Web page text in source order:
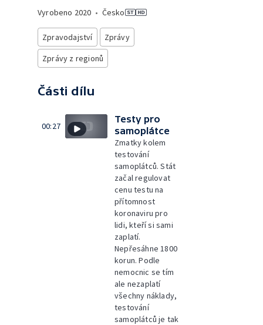
Vyrobeno 2020 • Česko
Zpravodajství
Zprávy
Zprávy z regionů
Části dílu
00:27
Testy pro
samoplátce
Zmatky kolem
testování
samoplátců. Stát
začal regulovat
cenu testu na
přítomnost
koronaviru pro
lidi, kteří si sami
zaplatí.
Nepřesáhne 1800
korun. Podle
nemocnic se tím
ale nezaplatí
všechny náklady,
testování
samoplátců je tak